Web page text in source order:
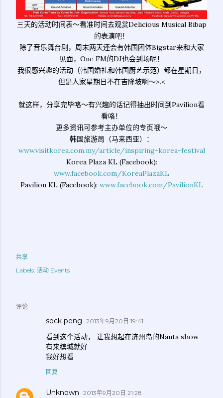
三天的活动时间表～看准时间去观赏Delicious Musical Bibap
的表演吧！
除了音乐舞台剧，周末两天还会有韩国团体Bigstar来和大家
见面，One FM的DJ也会到场呢！
我很感兴趣的活动（韩国婚礼和韩国厨艺示范）都在星期日，
但是人家星期日不在吉隆坡啊～>.<
就这样，分享完毕咯～有兴趣的话记得抽出时间到Pavilion看
看咯！
更多资讯可参考主办单位的专页哦～
韩国旅游局（马来西亚）：
www.visitkorea.com.my/article/inspiring-korea-festival
Korea Plaza KL (Facebook):
www.facebook.com/KoreaPlazaKL
Pavilion KL (Facebook): www.facebook.com/PavilionKL
共享
Labels: 活动 Events
评论
sock peng 2013年9月20日 19:41
看到这个活动， 让我想起在济州岛的Nanta show
有来槟城就好
我好想看
回复
Unknown 2013年9月20日 21:28